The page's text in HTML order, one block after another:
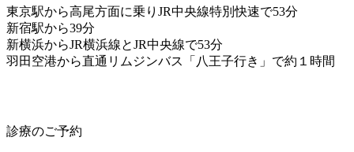
東京駅から高尾方面に乗りJR中央線特別快速で53分
新宿駅から39分
新横浜からJR横浜線とJR中央線で53分
羽田空港から直通リムジンバス「八王子行き」で約１時間
診療のご予約